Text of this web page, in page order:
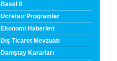
Basel II
Ücretsiz Programlar
Ekonomi Haberleri
Dış Ticaret Mevzuatı
Danıştay Kararları